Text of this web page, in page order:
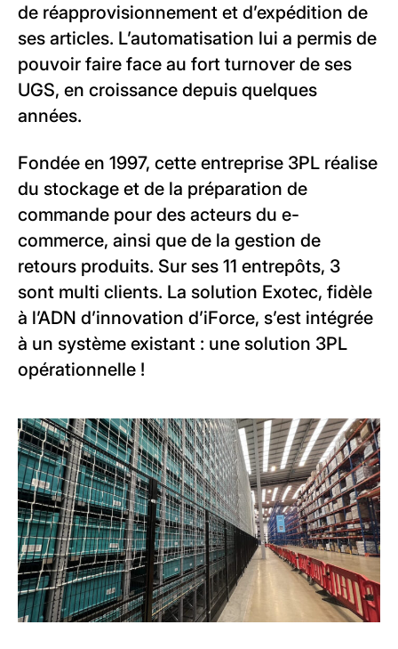
de réapprovisionnement et d’expédition de
ses articles. L’automatisation lui a permis de
pouvoir faire face au fort turnover de ses
UGS, en croissance depuis quelques
années.
Fondée en 1997, cette entreprise 3PL réalise
du stockage et de la préparation de
commande pour des acteurs du e-
commerce, ainsi que de la gestion de
retours produits. Sur ses 11 entrepôts, 3
sont multi clients. La solution Exotec, fidèle
à l’ADN d’innovation d’iForce, s’est intégrée
à un système existant : une solution 3PL
opérationnelle !